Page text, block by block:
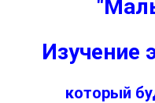
Изучение
который